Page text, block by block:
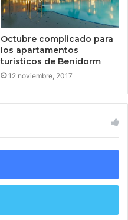
Octubre complicado para
los apartamentos
turísticos de Benidorm
12 noviembre, 2017